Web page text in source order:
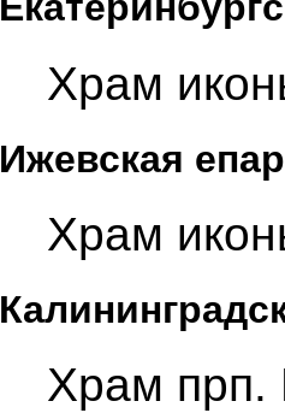
Храм
Ижевская
Храм
Храм прп.